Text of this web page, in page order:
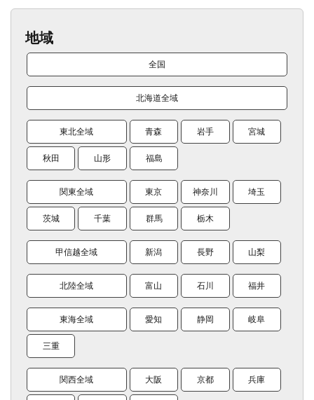
地域
全国
北海道全域
東北全域 青森 岩手 宮城
秋田 山形 福島
関東全域 東京 神奈川 埼玉
茨城 千葉 群馬 栃木
甲信越全域 新潟 長野 山梨
北陸全域 富山 石川 福井
東海全域 愛知 静岡 岐阜
三重
関西全域 大阪 京都 兵庫